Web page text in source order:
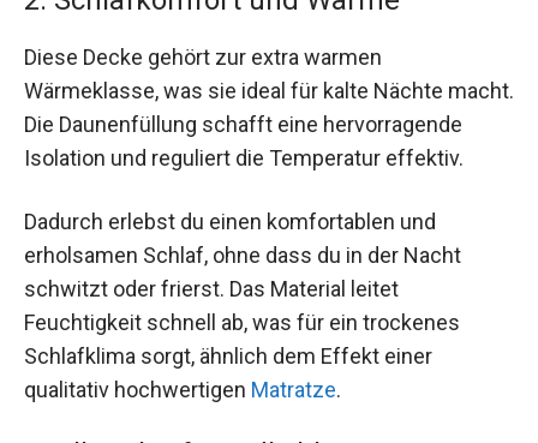
Diese Decke gehört zur extra warmen
Wärmeklasse, was sie ideal für kalte Nächte macht.
Die Daunenfüllung schafft eine hervorragende
Isolation und reguliert die Temperatur effektiv.
Dadurch erlebst du einen komfortablen und
erholsamen Schlaf, ohne dass du in der Nacht
schwitzt oder frierst. Das Material leitet
Feuchtigkeit schnell ab, was für ein trockenes
Schlafklima sorgt, ähnlich dem Effekt einer
qualitativ hochwertigen Matratze.